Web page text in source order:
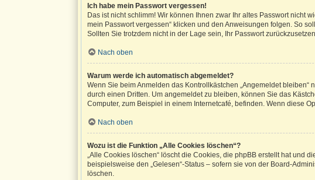
Ich habe mein Passwort vergessen!
Das ist nicht schlimm! Wir können Ihnen zwar Ihr altes Passwort nicht
mein Passwort vergessen“ klicken und den Anweisungen folgen. So
Sollten Sie trotzdem nicht in der Lage sein, Ihr Passwort
Nach oben
Warum werde ich automatisch abgemeldet?
Wenn Sie beim Anmelden das Kontrollkästchen „Angemeldet
durch einen Dritten. Um angemeldet zu bleiben, können Sie das
Computer, zum Beispiel in einem Internetcafé, befinden. Wenn diese
Nach oben
Wozu ist die Funktion „Alle Cookies löschen“?
„Alle Cookies löschen“ löscht die Cookies, die phpBB erstellt hat und
beispielsweise den „Gelesen“-Status – sofern sie von der Board-
löschen.